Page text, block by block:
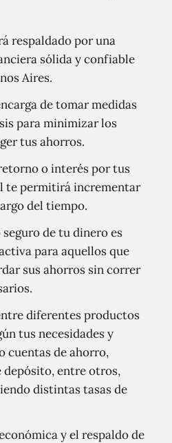
respaldado por una
sólida y confiable
Aires.
de tomar medidas
para minimizar los
tus ahorros.
o interés por tus
te permitirá incrementar
del tiempo.
de tu dinero es
para aquellos que
sus ahorros sin correr
diferentes productos
tus necesidades y
cuentas de ahorro,
entre otros,
distintas tasas de
y el respaldo de